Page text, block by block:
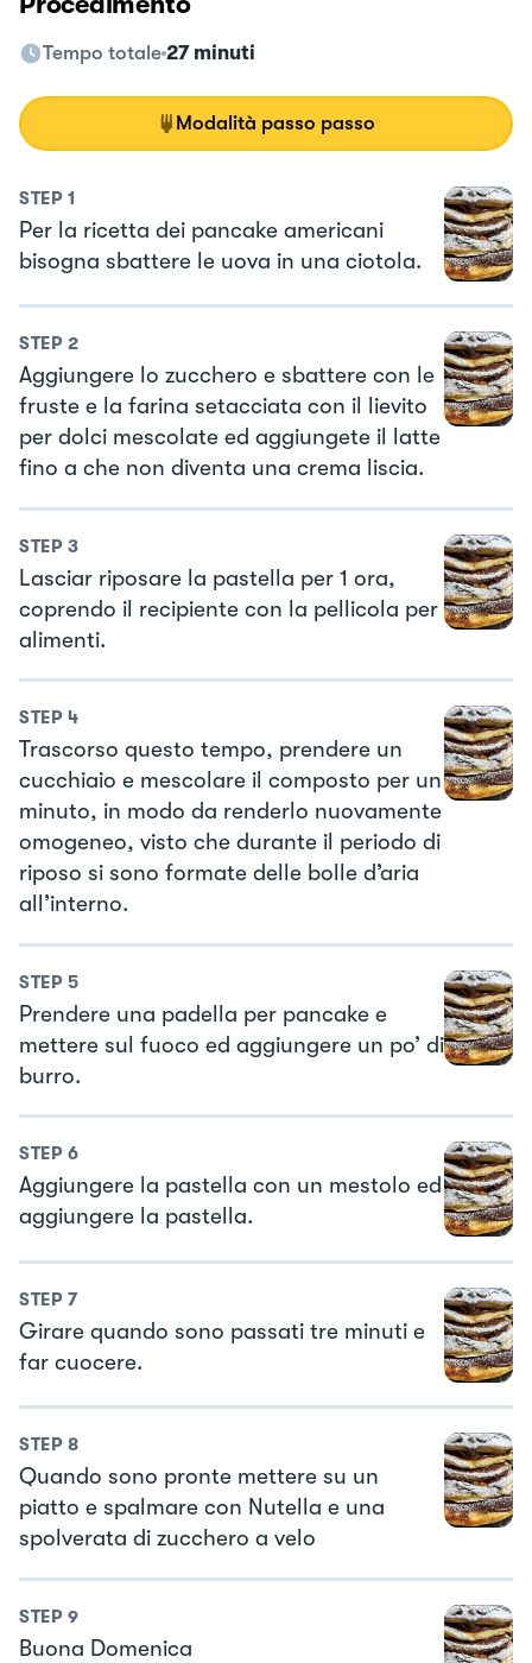
Tempo totale 27 minuti
Modalità passo passo
STEP 1
Per la ricetta dei pancake americani
bisogna sbattere le uova in una ciotola.
STEP 2
Aggiungere lo zucchero e sbattere con le
fruste e la farina setacciata con il lievito
per dolci mescolate ed aggiungete il latte
fino a che non diventa una crema liscia.
STEP 3
Lasciar riposare la pastella per 1 ora,
coprendo il recipiente con la pellicola per
alimenti.
STEP 4
Trascorso questo tempo, prendere un
cucchiaio e mescolare il composto per un
minuto, in modo da renderlo nuovamente
omogeneo, visto che durante il periodo di
riposo si sono formate delle bolle d’aria
all’interno.
STEP 5
Prendere una padella per pancake e
mettere sul fuoco ed aggiungere un po’ di
burro.
STEP 6
Aggiungere la pastella con un mestolo ed
aggiungere la pastella.
STEP 7
Girare quando sono passati tre minuti e
far cuocere.
STEP 8
Quando sono pronte mettere su un
piatto e spalmare con Nutella e una
spolverata di zucchero a velo
STEP 9
Buona Domenica